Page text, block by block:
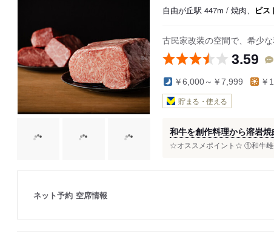
自由が丘駅 447m / 焼肉、 ビス
古民家改装の空間で、希少
3.59
￥6,000～￥7,999 ￥
貯まる・使える
和牛を創作料理から溶岩
☆オススメポイント☆ ①和牛雌
ネット予約 空席情報